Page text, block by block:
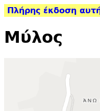
Πλήρης έκδοση
Μύλος